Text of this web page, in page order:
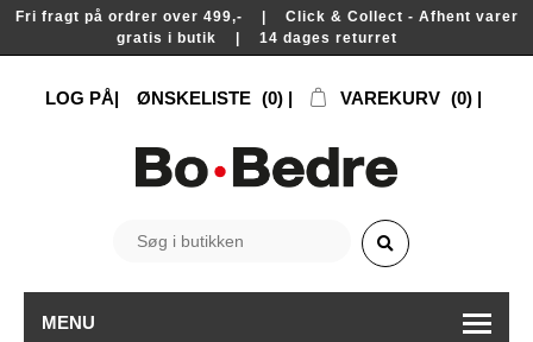
Fri fragt på ordrer over 499,- | Click & Collect - Afhent varer
gratis i butik | 14 dages returret
LOG PÅ ØNSKELISTE (0) VAREKURV (0)
MENU